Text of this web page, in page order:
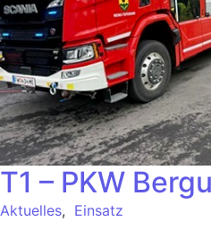
T1 – PKW
Aktuelles, Einsatz